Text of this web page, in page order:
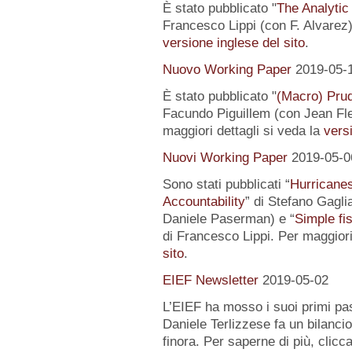
È stato pubblicato "The
Francesco Lippi (con F.
versione inglese del sito.
Nuovo Working Paper 2019-05-
È stato pubblicato "(Macro)
Facundo Piguillem (con Jean
maggiori dettagli si veda la
Nuovi Working Paper 2019-05-
Sono stati pubblicati “
Accountability” di Stefano
Daniele Paserman) e “Simple
di Francesco Lippi. Per
sito.
EIEF Newsletter 2019-05-02
L’EIEF ha mosso i suoi primi
Daniele Terlizzese fa un
finora. Per saperne di più,